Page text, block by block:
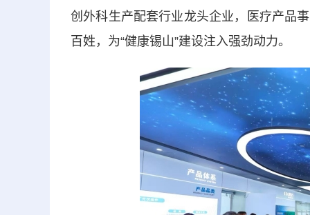
创外科生产配套行业龙头企业，医疗产品
百姓，为“健康锡山”建设注入强劲动力。